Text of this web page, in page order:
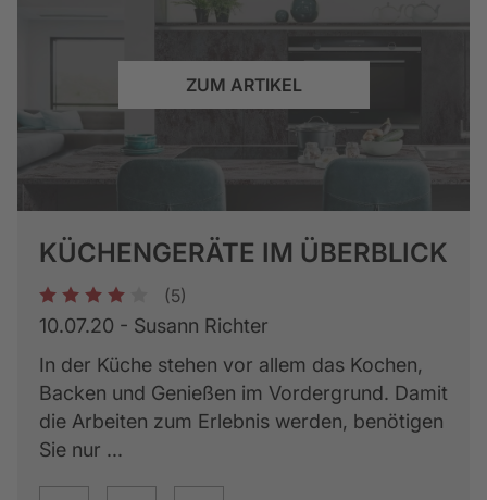
ZUM ARTIKEL
KÜCHENGERÄTE IM ÜBERBLICK
1 2 3 4 (5)
10.07.20 - Susann Richter
In der Küche stehen vor allem das Kochen,
Backen und Genießen im Vordergrund. Damit
die Arbeiten zum Erlebnis werden, benötigen
Sie nur ...